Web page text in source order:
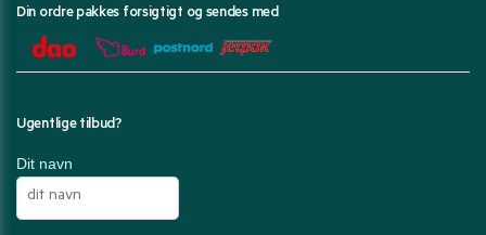
Din ordre pakkes forsigtigt og sendes med
Ugentlige tilbud?
Dit navn